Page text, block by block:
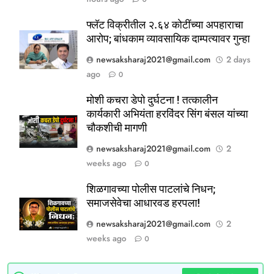
फ्लॅट विक्रीतील २.६४ कोटींच्या अपहाराचा
आरोप; बांधकाम व्यावसायिक दाम्पत्यावर गुन्हा
newsaksharaj2021@gmail.com
2 days
ago
0
मोशी कचरा डेपो दुर्घटना ! तत्कालीन
कार्यकारी अभियंता हरविंदर सिंग बंसल यांच्या
चौकशीची मागणी
newsaksharaj2021@gmail.com
2
weeks ago
0
शिळगावच्या पोलीस पाटलांचे निधन;
समाजसेवेचा आधारवड हरपला!
newsaksharaj2021@gmail.com
2
weeks ago
0
ठाणे-पालघर जिल्हा बँक कर्मचाऱ्यांना
दिवाळी गिफ्ट; २०% बोनसला संचालक
मंडळाची मंजुरी
आळंदी शहरातील पथविक्रेत्यांवर होणारा
अन्याय सहन केला जाणार नाही – पुणे
जिल्हा अध्यक्ष सोनवणे
पश्चिम महाराष्ट्र
वॉर्डनकडून अवजड वाहनांकडून पैशांची
वसुलीचा आरोप